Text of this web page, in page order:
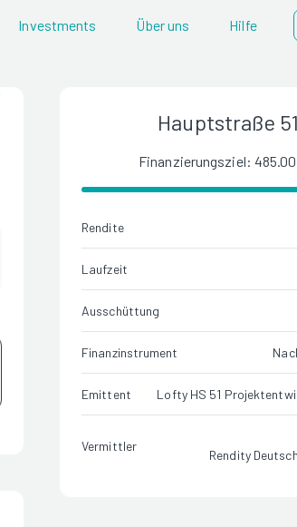
Investments Über uns Hilfe
Hauptstraße 51
Finanzierungsziel:
Rendite
Laufzeit
Ausschüttung
Finanzinstrument
Emittent Lofty HS 51
Vermittler
Rendity